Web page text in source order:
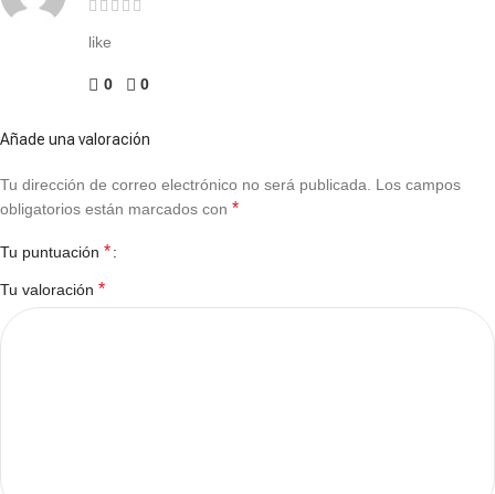
like
0 0
Añade una valoración
Tu dirección de correo electrónico no será publicada.
Los campos
obligatorios están marcados con *
Tu puntuación *
Tu valoración *